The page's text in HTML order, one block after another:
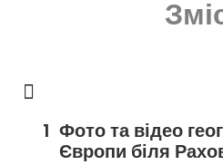
Фото та відео
Європи біля